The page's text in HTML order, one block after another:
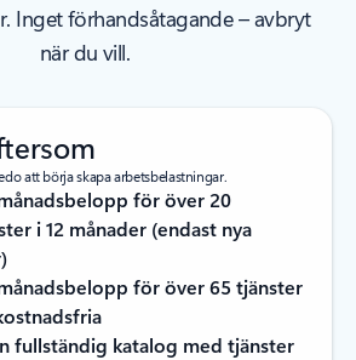
Inget förhandsåtagande – avbryt
när du vill.
att börja skapa arbetsbelastningar.
för över 20
i 12 månader (endast nya
för över 65 tjänster
fullständig katalog med tjänster